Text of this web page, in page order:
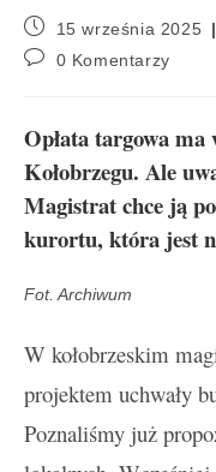
15 września 2025
0 Komentarzy
Opłata targowa
Kołobrzegu. Ale
Magistrat chce ją
kurortu, która jest
Fot. Archiwum
W kołobrzeskim
projektem uchwały
Poznaliśmy już